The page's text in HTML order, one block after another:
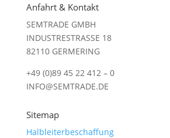
Anfahrt & Kontakt
SEMTRADE GMBH
INDUSTRESTRASSE 18
82110 GERMERING
+49 (0)89 45 22 412 – 0
INFO@SEMTRADE.DE
Sitemap
Halbleiterbeschaffung